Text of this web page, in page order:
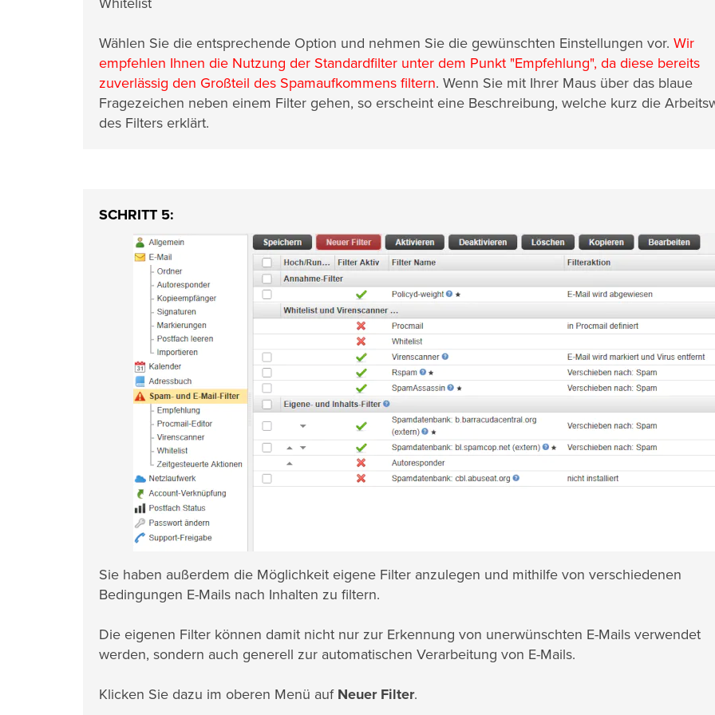
Wählen Sie die entsprechende Option und nehmen Sie die gewünschten Einstellungen vor. Wir
empfehlen Ihnen die Nutzung der Standardfilter unter dem Punkt "Empfehlung", da diese bereits
zuverlässig den Großteil des Spamaufkommens filtern. Wenn Sie mit Ihrer Maus über das blaue
Fragezeichen neben einem Filter gehen, so erscheint eine Beschreibung, welche kurz die
des Filters erklärt.
SCHRITT 5:
Sie haben außerdem die Möglichkeit eigene Filter anzulegen und mithilfe von verschiedenen
Bedingungen E-Mails nach Inhalten zu filtern.
Die eigenen Filter können damit nicht nur zur Erkennung von unerwünschten E-Mails verwendet
werden, sondern auch generell zur automatischen Verarbeitung von E-Mails.
Klicken Sie dazu im oberen Menü auf Neuer Filter.